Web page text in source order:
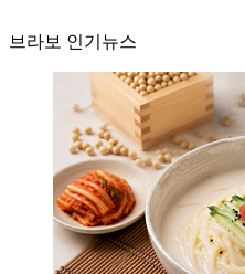
브라보 인기뉴스